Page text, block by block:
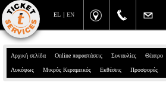
EN
EL
Αρχική σελίδα Online παραστάσεις Συναυλίες Θέατρο
Λυκόφως Μικρός Κεραμεικός Εκθέσεις Προσφορές